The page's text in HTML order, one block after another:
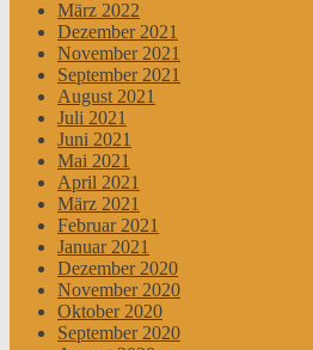
März 2022
Dezember 2021
November 2021
September 2021
August 2021
Juli 2021
Juni 2021
Mai 2021
April 2021
März 2021
Februar 2021
Januar 2021
Dezember 2020
November 2020
Oktober 2020
September 2020